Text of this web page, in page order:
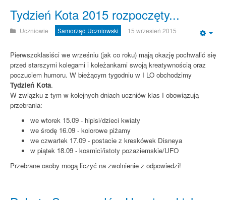
Tydzień Kota 2015 rozpoczęty...
Uczniowie Samorząd Uczniowski 15 wrzesień 2015
Pierwszoklasiści we wrześniu (jak co roku) mają okazję pochwalić się
przed starszymi kolegami i koleżankami swoją kreatywnością oraz
poczuciem humoru. W bieżącym tygodniu w I LO obchodzimy
Tydzień Kota.
W związku z tym w kolejnych dniach uczniów klas I obowiązują
przebrania:
we wtorek 15.09 - hipisi/dzieci kwiaty
we środę 16.09 - kolorowe piżamy
we czwartek 17.09 - postacie z kreskówek Disneya
w piątek 18.09 - kosmici/istoty pozaziemskie/UFO
Przebrane osoby mogą liczyć na zwolnienie z odpowiedzi!